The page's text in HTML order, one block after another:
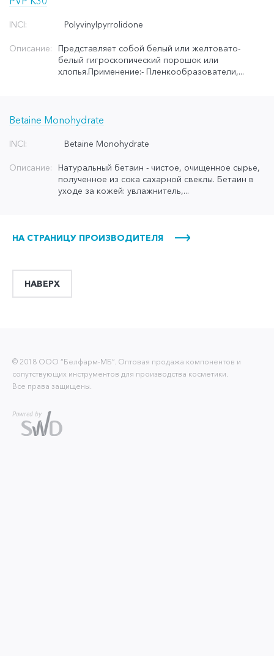
INCI: Polyvinylpyrrolidone
Описание:
Представляет собой белый или желтовато-
белый гигроскопический порошок или
хлопья.Применение:- Пленкообразователи,...
Betaine Monohydrate
INCI: Betaine Monohydrate
Описание:
Натуральный бетаин - чистое, очищенное сырье,
полученное из сока сахарной свеклы. Бетаин в
уходе за кожей: увлажнитель,...
НА СТРАНИЦУ ПРОИЗВОДИТЕЛЯ
НАВЕРХ
© 2018 ООО “Белфарм-МБ”. Оптовая продажа компонентов и
сопутствующих инструментов для производства косметики.
Все права защищены.